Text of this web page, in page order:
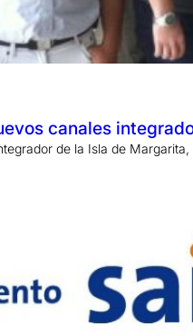
canales
de la Isla de